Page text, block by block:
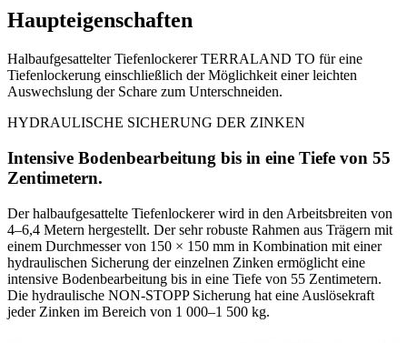
Haupteigenschaften
Halbaufgesattelter Tiefenlockerer TERRALAND TO für eine
Tiefenlockerung einschließlich der Möglichkeit einer leichten
Auswechslung der Schare zum Unterschneiden.
HYDRAULISCHE SICHERUNG DER ZINKEN
Intensive Bodenbearbeitung bis in eine Tiefe von 55
Zentimetern.
Der halbaufgesattelte Tiefenlockerer wird in den Arbeitsbreiten von
4–6,4 Metern hergestellt. Der sehr robuste Rahmen aus Trägern mit
einem Durchmesser von 150 × 150 mm in Kombination mit einer
hydraulischen Sicherung der einzelnen Zinken ermöglicht eine
intensive Bodenbearbeitung bis in eine Tiefe von 55 Zentimetern.
Die hydraulische NON-STOPP Sicherung hat eine Auslösekraft
jeder Zinken im Bereich von 1 000–1 500 kg.